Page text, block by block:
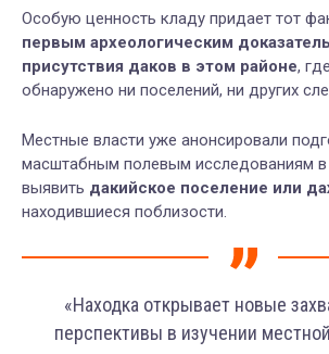
Особую ценность кладу придает тот
первым археологическим
присутствия даков в этом районе,
обнаружено ни поселений, ни других
Местные власти уже анонсировали
масштабным полевым исследованиям
выявить дакийское поселение или
находившиеся поблизости.
«Находка открывает новые
перспективы в изучении